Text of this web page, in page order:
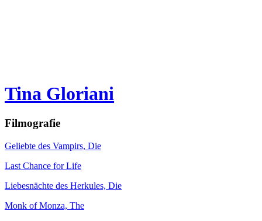
Tina Gloriani
Filmografie
Geliebte des Vampirs, Die
Last Chance for Life
Liebesnächte des Herkules, Die
Monk of Monza, The